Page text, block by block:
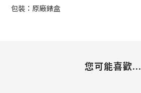
包裝：原廠錶盒
您可能喜歡...